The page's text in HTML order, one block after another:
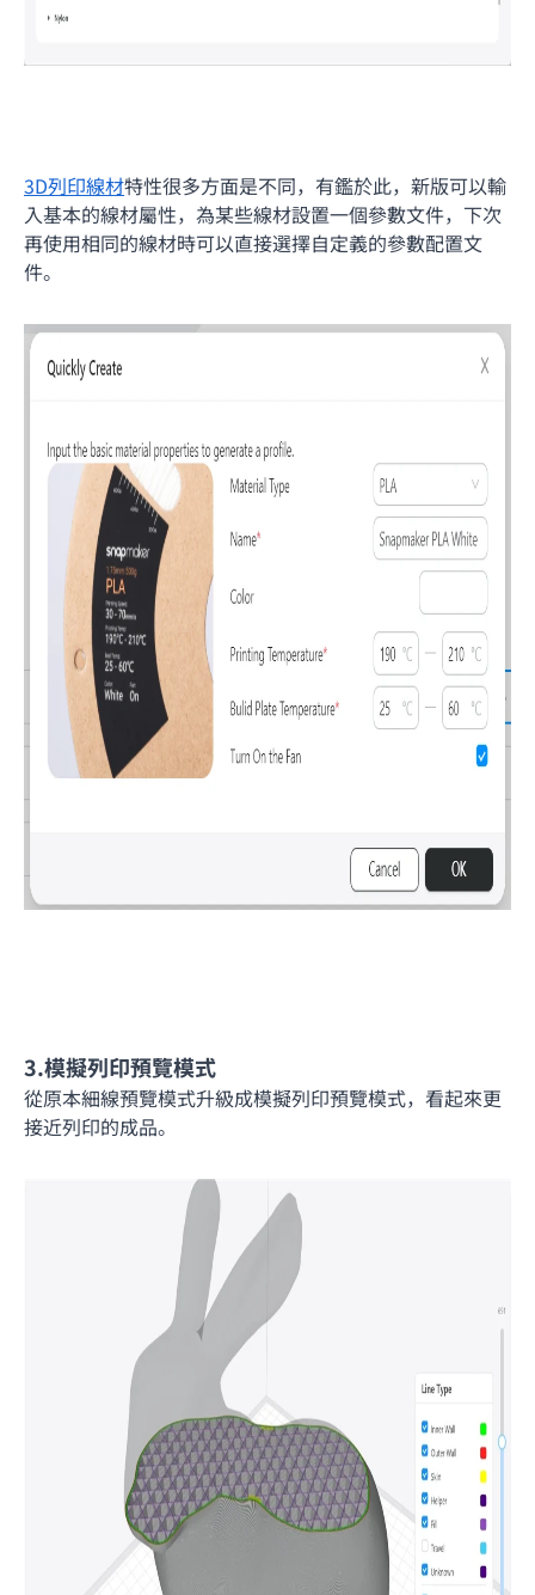
3D列印線材特性很多方面是不同，有鑑於此，新版可以輸
入基本的線材屬性，為某些線材設置一個參數文件，下次
再使用相同的線材時可以直接選擇自定義的參數配置文
件。
3.模擬列印預覽模式
從原本細線預覽模式升級成模擬列印預覽模式，看起來更
接近列印的成品。